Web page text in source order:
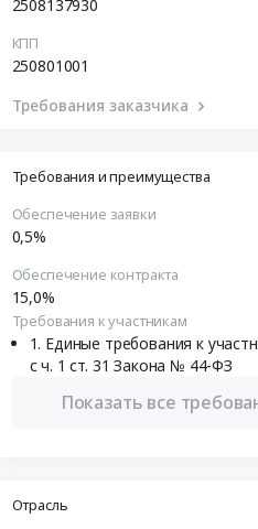
2508137930
КПП
250801001
Требования заказчика
Требования и преимущества
Обеспечение заявки
0,5%
Обеспечение контракта
15,0%
Требования к участникам
Единые требования к
с ч. 1 ст. 31 Закона № 44-ФЗ
Показать все
Отрасль